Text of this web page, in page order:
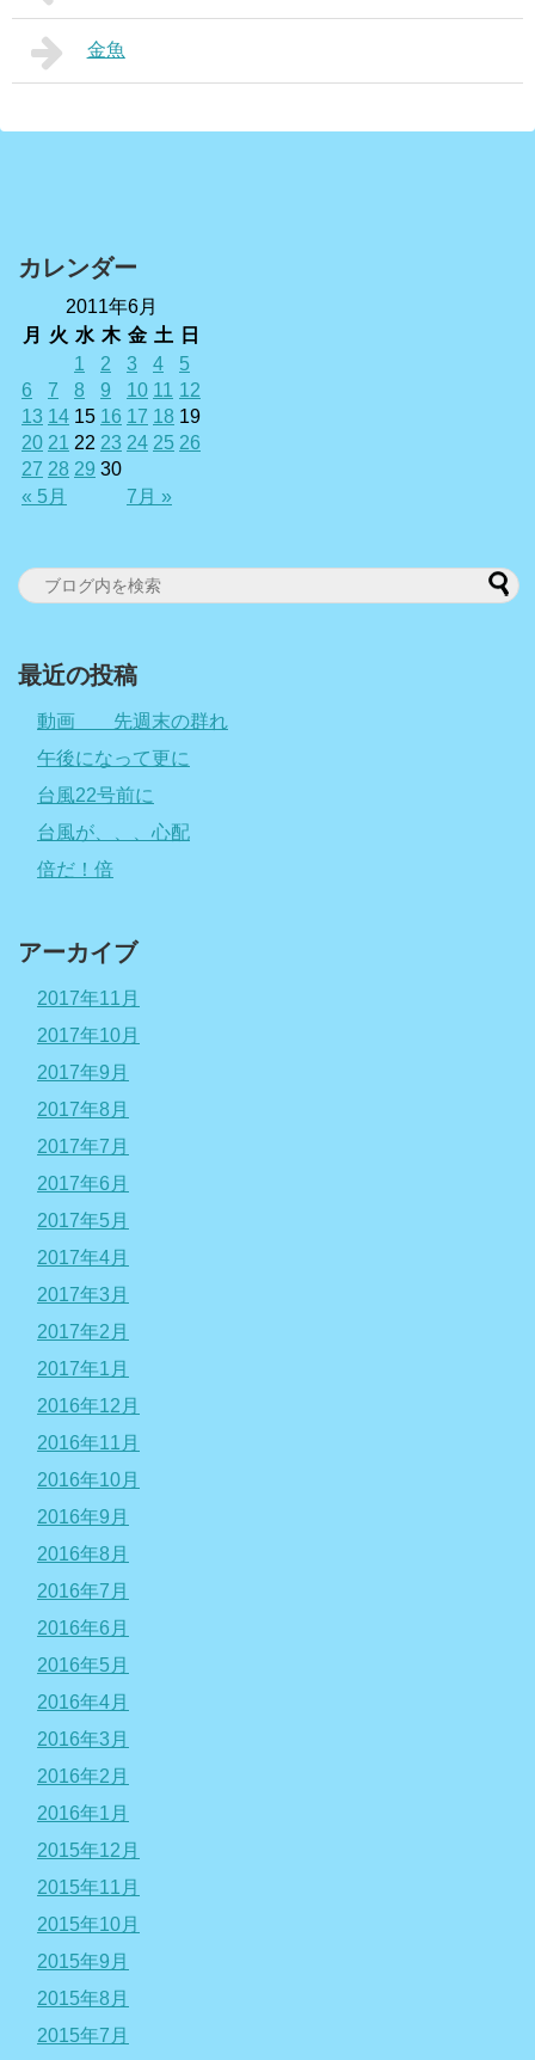
金魚
カレンダー
2011年6月
月
火 水 木 金 土 日
« 5月 7月 »
1 2 3 4
5
6
7 8 9 10 11 12
13 14 15 16 17 18 19
20 21 22 23 24 25 26
27 28 29 30
最近の投稿
動画 先週末の群れ
午後になって更に
台風22号前に
台風が、、、心配
倍だ！倍
アーカイブ
2017年11月
2017年10月
2017年9月
2017年8月
2017年7月
2017年6月
2017年5月
2017年4月
2017年3月
2017年2月
2017年1月
2016年12月
2016年11月
2016年10月
2016年9月
2016年8月
2016年7月
2016年6月
2016年5月
2016年4月
2016年3月
2016年2月
2016年1月
2015年12月
2015年11月
2015年10月
2015年9月
2015年8月
2015年7月